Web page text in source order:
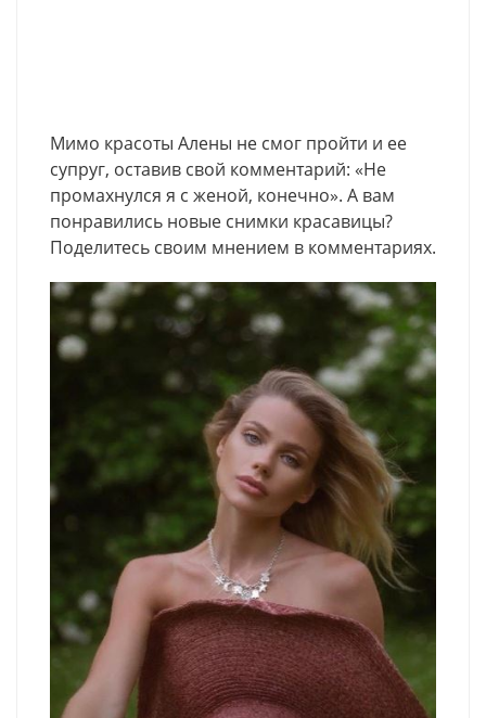
Мимо красоты Алены не смог пройти и ее
супруг, оставив свой комментарий: «Не
промахнулся я с женой, конечно». А вам
понравились новые снимки красавицы?
Поделитесь своим мнением в комментариях.